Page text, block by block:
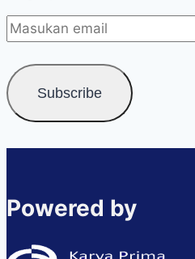
Powered by